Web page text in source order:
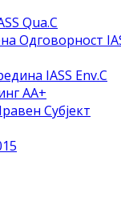
Qua.C
Одговорност
IASS Env.C
АА+
Субјект